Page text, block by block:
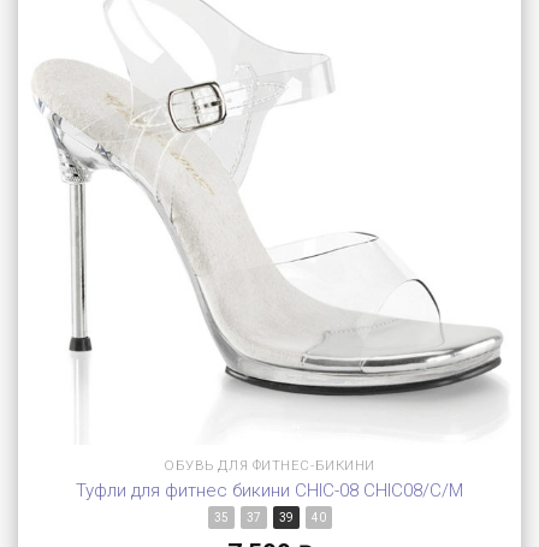
ОБУВЬ ДЛЯ ФИТНЕС-БИКИНИ
Туфли для фитнес бикини CHIC-08 CHIC08/C/M
35 37 39 40